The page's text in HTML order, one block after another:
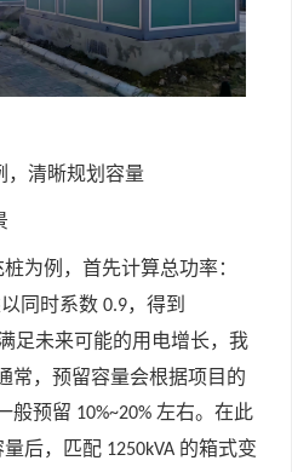
，清晰规划容量
为例，首先计算总功率：
同时系数 0.9，得到
足未来可能的用电增长，我
常，预留容量会根据项目的
般预留 10%~20% 左右。在此
后，匹配 1250kVA 的箱式变